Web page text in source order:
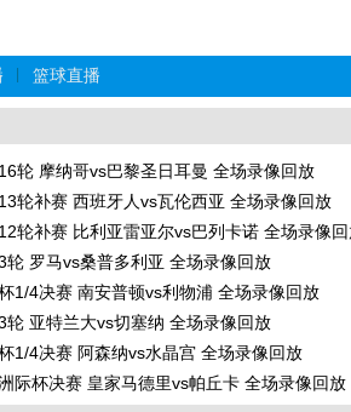
篮球直播
轮 摩纳哥vs巴黎圣日耳曼 全场录像回放
轮补赛 西班牙人vs瓦伦西亚 全场录像回放
轮补赛 比利亚雷亚尔vs巴列卡诺 全场录像
罗马vs桑普多利亚 全场录像回放
1/4决赛 南安普顿vs利物浦 全场录像回放
亚特兰大vs切塞纳 全场录像回放
1/4决赛 阿森纳vs水晶宫 全场录像回放
际杯决赛 皇家马德里vs帕丘卡 全场录像回放